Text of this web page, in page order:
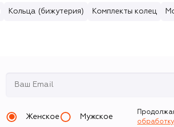
Кольца (бижутерия) Комплекты колец
Женское Мужское
обработку